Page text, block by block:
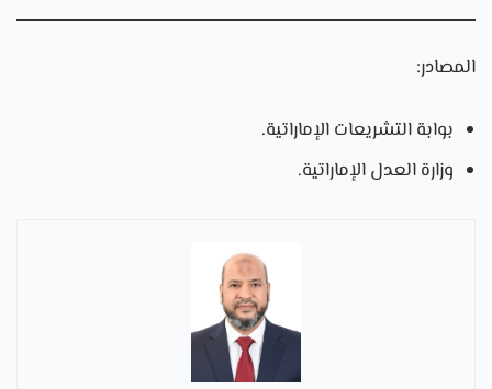
المصادر:
بوابة التشريعات الإماراتية.
وزارة العدل الإماراتية.